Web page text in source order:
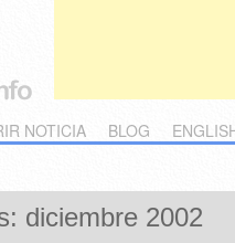
NOTICIA BLOG
diciembre 2002